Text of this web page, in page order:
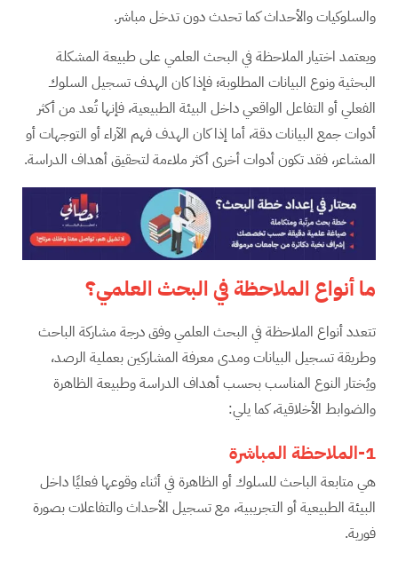
والسلوكيات والأحداث كما تحدث دون تدخل مباشر.
ويعتمد اختيار الملاحظة في البحث العلمي على طبيعة المشكلة
البحثية ونوع البيانات المطلوبة؛ فإذا كان الهدف تسجيل السلوك
الفعلي أو التفاعل الواقعي داخل البيئة الطبيعية، فإنها تُعد من أكثر
أدوات جمع البيانات دقة، أما إذا كان الهدف فهم الآراء أو التوجهات أو
المشاعر، فقد تكون أدوات أخرى أكثر ملاءمة لتحقيق أهداف الدراسة.
ما أنواع الملاحظة في البحث العلمي؟
تتعدد أنواع الملاحظة في البحث العلمي وفق درجة مشاركة الباحث
وطريقة تسجيل البيانات ومدى معرفة المشاركين بعملية الرصد،
ويُختار النوع المناسب بحسب أهداف الدراسة وطبيعة الظاهرة
والضوابط الأخلاقية، كما يلي:
1-الملاحظة المباشرة
هي متابعة الباحث للسلوك أو الظاهرة في أثناء وقوعها فعليًا داخل
البيئة الطبيعية أو التجريبية، مع تسجيل الأحداث والتفاعلات بصورة
فورية.